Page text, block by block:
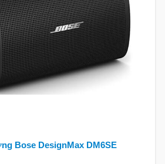
Bose DesignMax DM6SE